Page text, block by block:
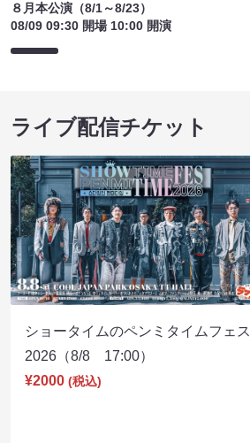
８月本公演（8/1～8/23）
08/09 09:30 開場 10:00 開演
ライブ配信チケット
ショータイムのペンミタイムフェス
2026（8/8 17:00）
¥2000 (税込)